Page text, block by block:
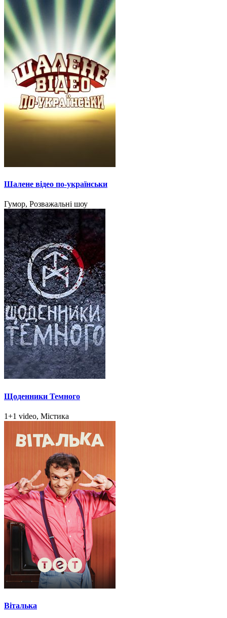
Шалене відео по-українськи
Гумор, Розважальні шоу
Щоденники Темного
1+1 video, Містика
Віталька